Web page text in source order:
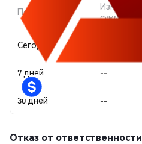
Период
Изменение
суммы
Сегодня
7 дней --
30 дней --
Отказ от ответственности